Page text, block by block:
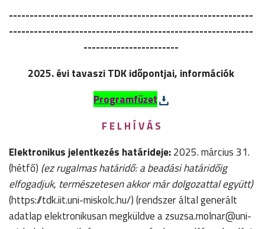
-----------------------------------------------------------
-----------------------------------------------------------
-----------------------
2025. évi tavaszi TDK időpontjai, információk
Programfüzet
F E L H Í V Á S
Elektronikus jelentkezés határideje:2025. március 31.
(hétfő) (ez rugalmas határidő: a beadási határidőig
elfogadjuk, természetesen akkor már dolgozattal együtt)
(https://tdk.iit.uni-miskolc.hu/) (rendszer által generált
adatlap elektronikusan megküldve a zsuzsa.molnar@uni-